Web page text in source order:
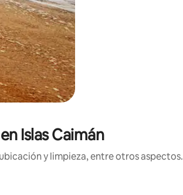
Islas Caimán
y limpieza, entre otros aspectos.